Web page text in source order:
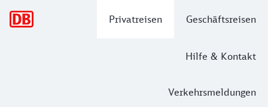
Privatreisen Geschäftsreisen
Hilfe & Kontakt
Verkehrsmeldungen